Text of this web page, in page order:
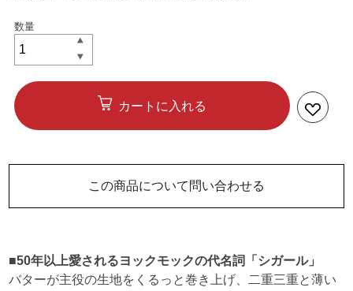
カートに入れる
この商品について問い合わせる
■50年以上愛されるヨックモックの代名詞「シガール」
バターが主役の生地をくるっと巻き上げ、二重三重と薄い